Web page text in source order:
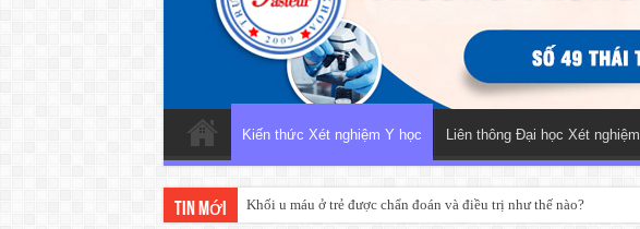
Kiến thức Xét nghiệm Y học Liên thông Đại học Xét nghiệm
Tin mới Khối u máu ở trẻ được chẩn đoán và điều trị như thế nào?